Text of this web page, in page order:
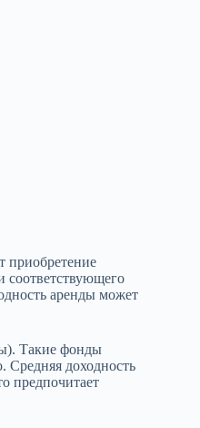
приобретение
соответствующего
аренды может
Такие фонды
Средняя доходность
предпочитает